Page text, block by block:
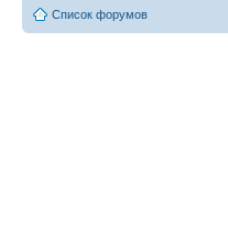
Список форумов